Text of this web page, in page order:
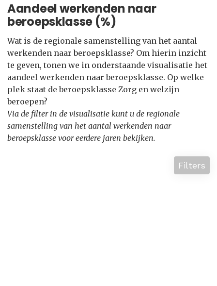
Aandeel werkenden naar
beroepsklasse (%)
Wat is de regionale samenstelling van het aantal
werkenden naar beroepsklasse? Om hierin inzicht
te geven, tonen we in onderstaande visualisatie het
aandeel werkenden naar beroepsklasse. Op welke
plek staat de beroepsklasse Zorg en welzijn
beroepen?
Via de filter in de visualisatie kunt u de regionale
samenstelling van het aantal werkenden naar
beroepsklasse voor eerdere jaren bekijken.
Filters